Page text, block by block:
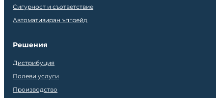
Сигурност и съответствие
Автоматизиран ъпгрейд
Решения
Дистрибуция
Полеви услуги
Производство